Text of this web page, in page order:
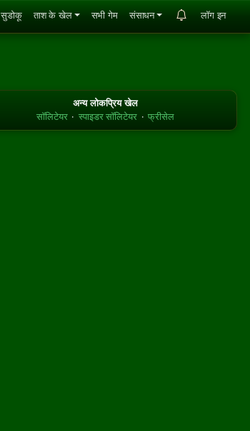
सुडोकू ताश के खेल सभी गेम संसाधन लॉग इन
अन्य लोकप्रिय खेल
सॉलिटेयर · स्पाइडर सॉलिटेयर · फ्रीसेल